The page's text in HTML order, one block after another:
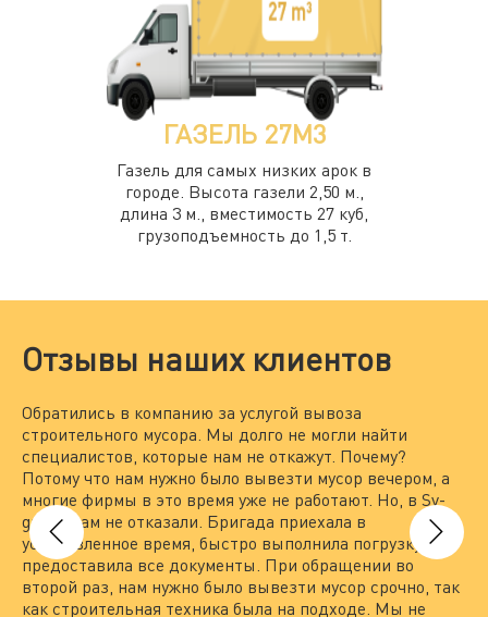
ГАЗЕЛЬ 27М3
Газель для самых низких арок в
городе. Высота газели 2,50 м.,
длина 3 м., вместимость 27 куб,
грузоподъемность до 1,5 т.
Отзывы наших клиентов
Обратились в компанию за услугой вывоза
строительного мусора. Мы долго не могли найти
специалистов, которые нам не откажут. Почему?
Потому что нам нужно было вывезти мусор вечером, а
многие фирмы в это время уже не работают. Но, в Sv-
group нам не отказали. Бригада приехала в
установленное время, быстро выполнила погрузку и
предоставила все документы. При обращении во
второй раз, нам нужно было вывезти мусор срочно, так
как строительная техника была на подходе. Мы не